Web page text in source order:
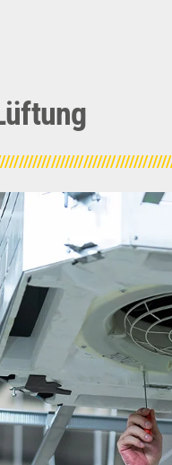
Die Planung und
ein fester